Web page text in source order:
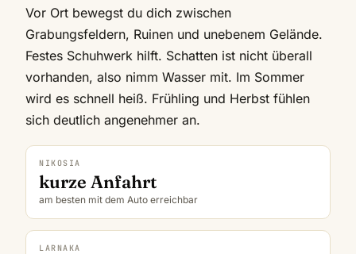
Vor Ort bewegst du dich zwischen
Grabungsfeldern, Ruinen und unebenem Gelände.
Festes Schuhwerk hilft. Schatten ist nicht überall
vorhanden, also nimm Wasser mit. Im Sommer
wird es schnell heiß. Frühling und Herbst fühlen
sich deutlich angenehmer an.
NIKOSIA
kurze Anfahrt
am besten mit dem Auto erreichbar
LARNAKA